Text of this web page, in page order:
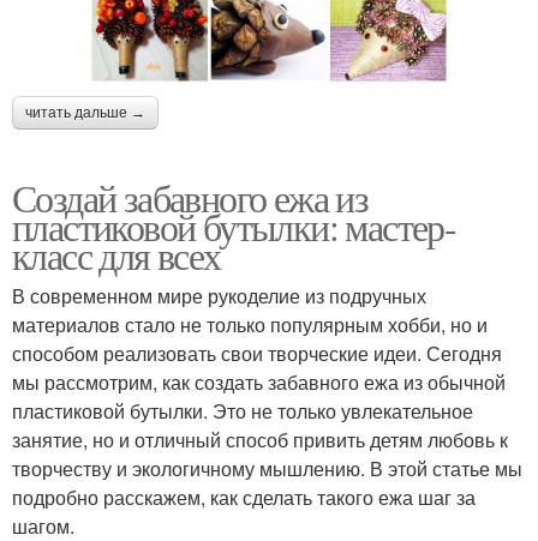
читать дальше →
Создай забавного ежа из
пластиковой бутылки: мастер-
класс для всех
В современном мире рукоделие из подручных
материалов стало не только популярным хобби, но и
способом реализовать свои творческие идеи. Сегодня
мы рассмотрим, как создать забавного ежа из обычной
пластиковой бутылки. Это не только увлекательное
занятие, но и отличный способ привить детям любовь к
творчеству и экологичному мышлению. В этой статье мы
подробно расскажем, как сделать такого ежа шаг за
шагом.